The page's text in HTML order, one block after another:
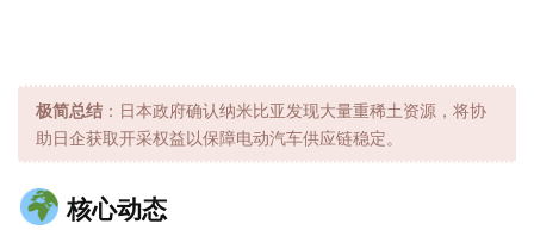
极简总结 ：日本政府确认纳米比亚发现大量重稀土资源，将协
助日企获取开采权益以保障电动汽车供应链稳定。
核心动态